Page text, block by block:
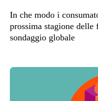
In che modo i
prossima stagione
sondaggio globale